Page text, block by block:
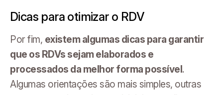
Dicas para otimizar o RDV
Por fim, existem algumas dicas para garantir
que os RDVs sejam elaborados e
processados da melhor forma possível.
Algumas orientações são mais simples, outras